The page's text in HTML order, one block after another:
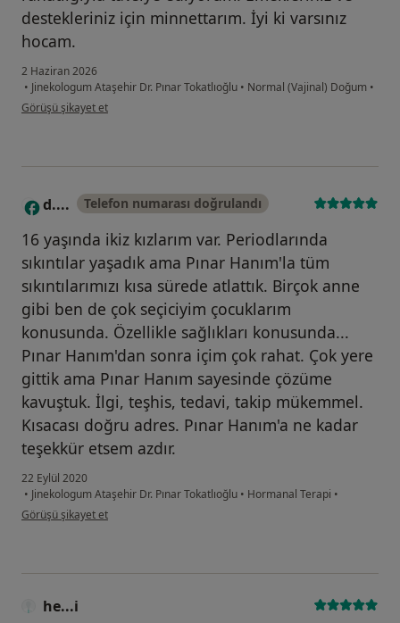
destekleriniz için minnettarım. İyi ki varsınız
hocam.
2 Haziran 2026
• Jinekologum Ataşehir Dr. Pınar Tokatlıoğlu • Normal (Vajinal) Doğum •
kullanıcının görüşüne göre az...r
Görüşü şikayet et
D d.... Telefon numarası doğrulandı
16 yaşında ikiz kızlarım var. Periodlarında
sıkıntılar yaşadık ama Pınar Hanım'la tüm
sıkıntılarımızı kısa sürede atlattık. Birçok anne
gibi ben de çok seçiciyim çocuklarım
konusunda. Özellikle sağlıkları konusunda...
Pınar Hanım'dan sonra içim çok rahat. Çok yere
gittik ama Pınar Hanım sayesinde çözüme
kavuştuk. İlgi, teşhis, tedavi, takip mükemmel.
Kısacası doğru adres. Pınar Hanım'a ne kadar
teşekkür etsem azdır.
22 Eylül 2020
• Jinekologum Ataşehir Dr. Pınar Tokatlıoğlu • Hormanal Terapi •
kullanıcının görüşüne göre d....
Görüşü şikayet et
he...i